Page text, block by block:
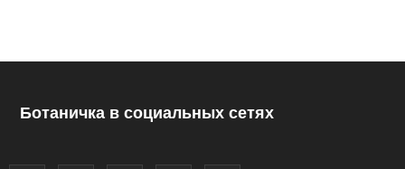
Ботаничка в социальных сетях